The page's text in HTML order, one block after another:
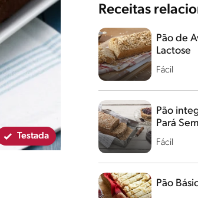
Testada
Receitas
Fácil
Pão de
Lactose
Fácil
Pão
Pará
Pão